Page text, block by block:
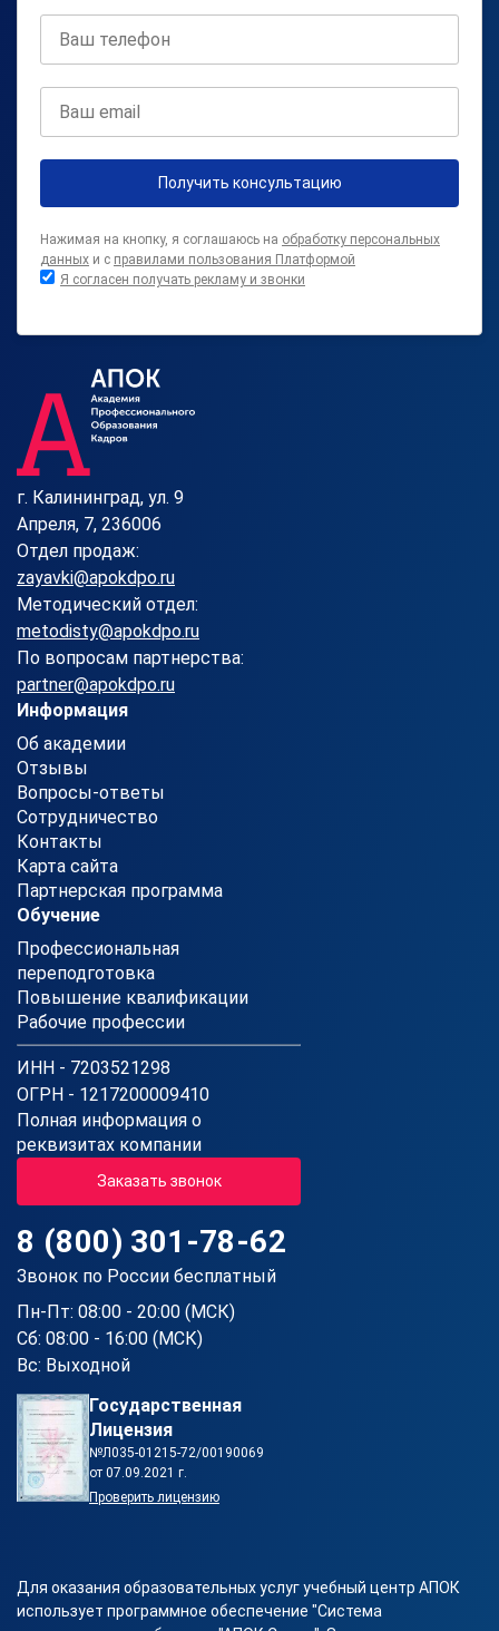
Получить консультацию
Нажимая на кнопку, я соглашаюсь на обработку персональных
данных и с правилами пользования Платформой
Я согласен получать рекламу и звонки
г. Калининград, ул. 9
Апреля, 7, 236006
Отдел продаж:
zayavki@apokdpo.ru
Методический отдел:
metodisty@apokdpo.ru
По вопросам партнерства:
partner@apokdpo.ru
Информация
Об академии
Отзывы
Вопросы-ответы
Сотрудничество
Контакты
Карта сайта
Партнерская программа
Обучение
Профессиональная
переподготовка
Повышение квалификации
Рабочие профессии
ИНН - 7203521298
ОГРН - 1217200009410
Полная информация о
реквизитах компании
Заказать звонок
8 (800) 301-78-62
Звонок по России бесплатный
Пн-Пт: 08:00 - 20:00 (МСК)
Сб: 08:00 - 16:00 (МСК)
Вс: Выходной
Государственная
Лицензия
№Л035-01215-72/00190069
от 07.09.2021 г.
Проверить лицензию
Для оказания образовательных услуг учебный центр АПОК
использует программное обеспечение "Система